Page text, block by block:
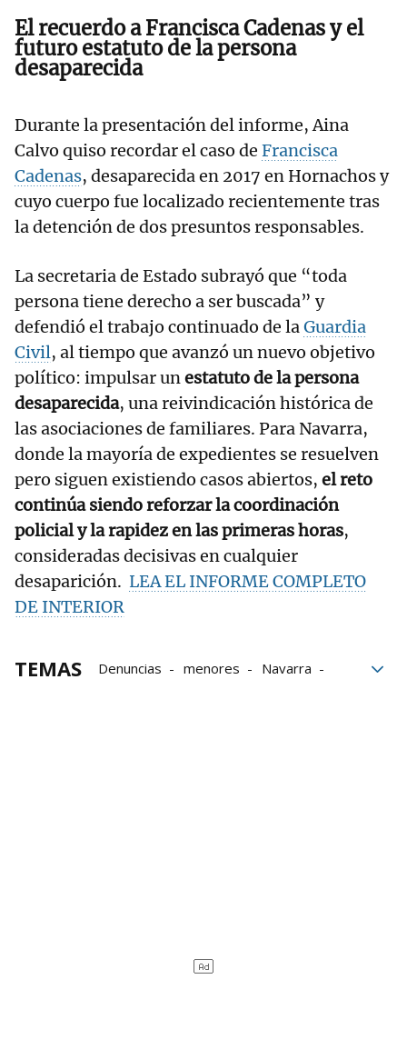
El recuerdo a Francisca Cadenas y el
futuro estatuto de la persona
desaparecida
Durante la presentación del informe, Aina
Calvo quiso recordar el caso de Francisca
Cadenas, desaparecida en 2017 en Hornachos y
cuyo cuerpo fue localizado recientemente tras
la detención de dos presuntos responsables.
La secretaria de Estado subrayó que “toda
persona tiene derecho a ser buscada” y
defendió el trabajo continuado de laGuardia
Civil, al tiempo que avanzó un nuevo objetivo
político: impulsar unestatuto de la persona
desaparecida, una reivindicación histórica de
las asociaciones de familiares. Para Navarra,
donde la mayoría de expedientes se resuelven
pero siguen existiendo casos abiertos, el reto
continúa siendo reforzar la coordinación
policial y la rapidez en las primeras horas,
consideradas decisivas en cualquier
desaparición. LEA EL INFORME COMPLETO
DE INTERIOR
TEMAS Denuncias menores
Navarra